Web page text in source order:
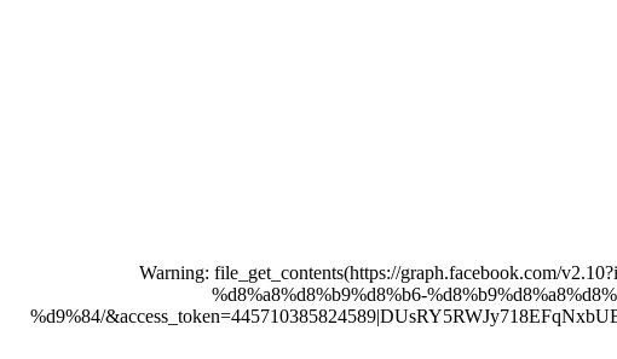
Warning: file_get_contents(https://graph.facebook.com/
%d8%a8%d8%b9%d8%b6-
%d9%84/